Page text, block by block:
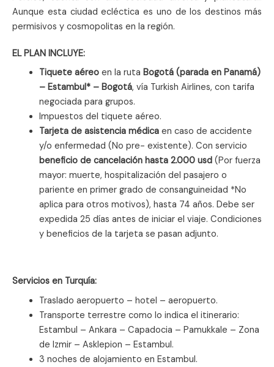
Aunque esta ciudad ecléctica es uno de los destinos más
permisivos y cosmopolitas en la región.
EL PLAN INCLUYE:
Tiquete aéreoen la ruta Bogotá (parada en Panamá)
– Estambul* – Bogotá, vía Turkish Airlines, con tarifa
negociada para grupos.
Impuestos del tiquete aéreo.
Tarjeta de asistencia médicaen caso de accidente
y/o enfermedad (No pre- existente). Con servicio
beneficio de cancelación hasta 2.000 usd (Por fuerza
mayor: muerte, hospitalización del pasajero o
pariente en primer grado de consanguineidad *No
aplica para otros motivos), hasta 74 años. Debe ser
expedida 25 días antes de iniciar el viaje. Condiciones
y beneficios de la tarjeta se pasan adjunto.
Servicios en Turquía:
Traslado aeropuerto – hotel – aeropuerto.
Transporte terrestre como lo indica el itinerario:
Estambul – Ankara – Capadocia – Pamukkale – Zona
de Izmir – Asklepion – Estambul.
3 noches de alojamiento en Estambul.